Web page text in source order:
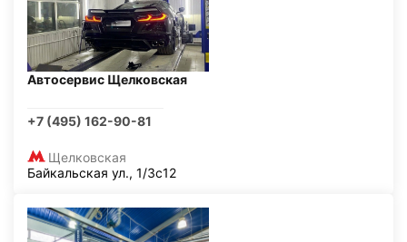
Автосервис Щелковская
+7 (495) 162-90-81
Щелковская
Байкальская ул., 1/3с12